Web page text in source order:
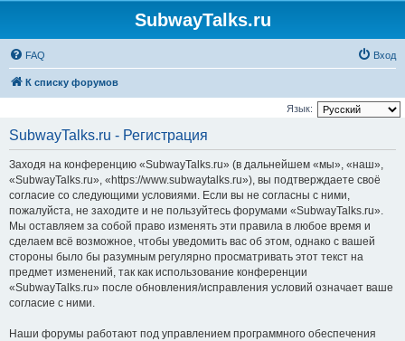
SubwayTalks.ru
FAQ Вход
К списку форумов
Язык:
SubwayTalks.ru - Регистрация
Заходя на конференцию «SubwayTalks.ru» (в дальнейшем «мы», «наш»,
«SubwayTalks.ru», «https://www.subwaytalks.ru»), вы подтверждаете своё
согласие со следующими условиями. Если вы не согласны с ними,
пожалуйста, не заходите и не пользуйтесь форумами «SubwayTalks.ru».
Мы оставляем за собой право изменять эти правила в любое время и
сделаем всё возможное, чтобы уведомить вас об этом, однако с вашей
стороны было бы разумным регулярно просматривать этот текст на
предмет изменений, так как использование конференции
«SubwayTalks.ru» после обновления/исправления условий означает ваше
согласие с ними.
Наши форумы работают под управлением программного обеспечения